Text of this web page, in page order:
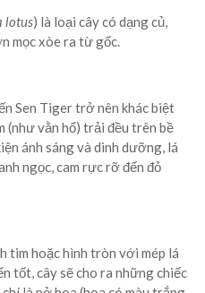
lotus) là loại cây có dạng củ,
mọc xòe ra từ gốc.
Sen Tiger trở nên khác biệt
(như vằn hổ) trải đều trên bề
ánh sáng và dinh dưỡng, lá
ngọc, cam rực rỡ đến đỏ
tim hoặc hình tròn với mép lá
tốt, cây sẽ cho ra những chiếc